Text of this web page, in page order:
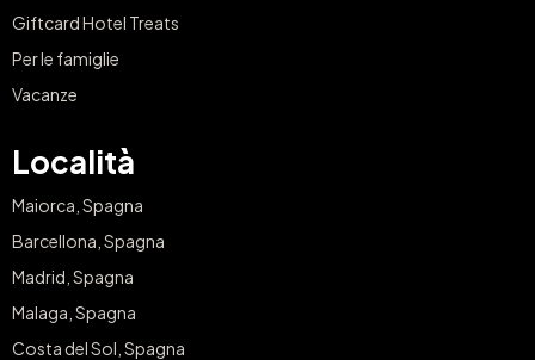
Giftcard Hotel Treats
Per le famiglie
Vacanze
Località
Maiorca, Spagna
Barcellona, Spagna
Madrid, Spagna
Malaga, Spagna
Costa del Sol, Spagna